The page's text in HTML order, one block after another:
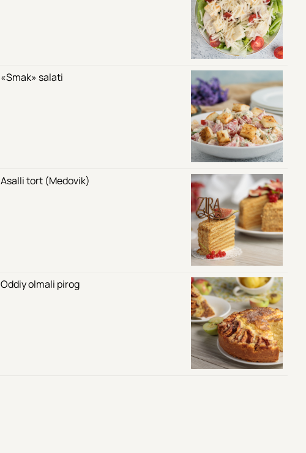
«Smak» salati
Asalli tort (Medovik)
Oddiy olmali pirog